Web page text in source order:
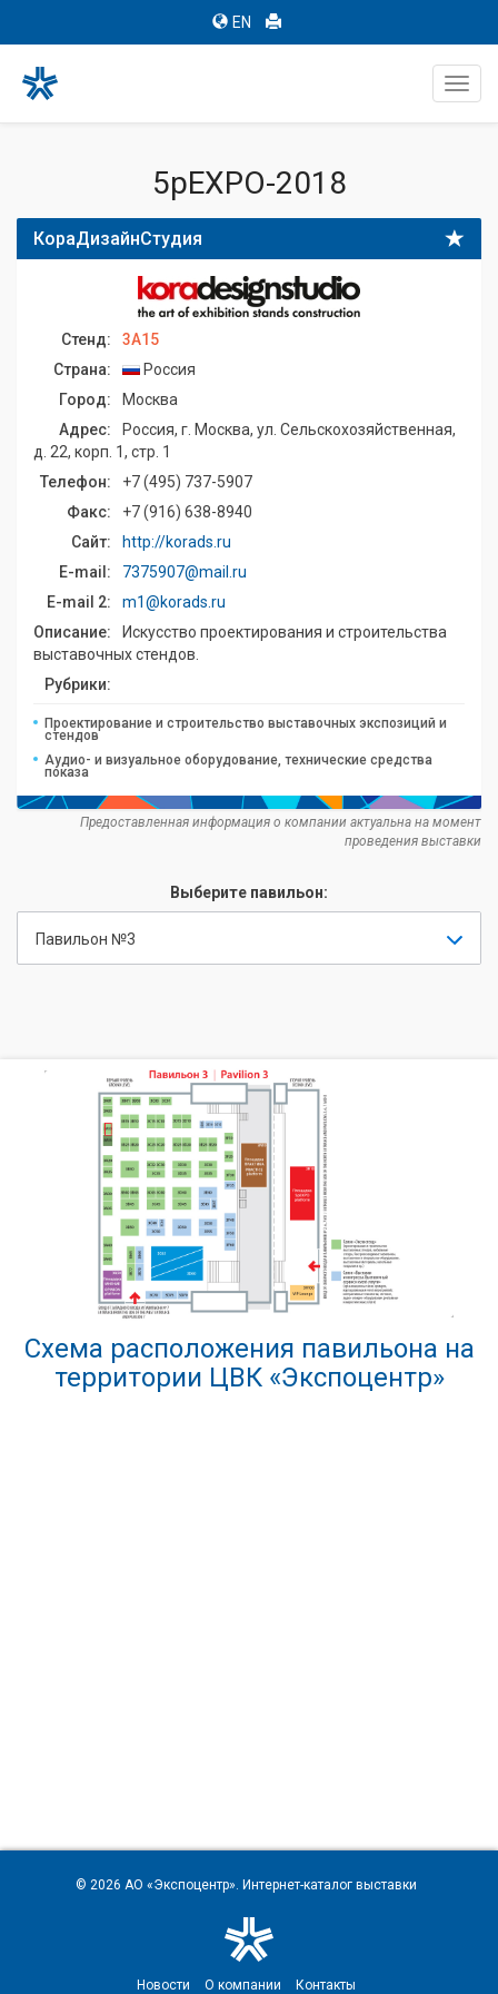
EN
5pEXPO-2018
КораДизайнСтудия
Стенд:
3A15
Страна:
Россия
Город:
Москва
Адрес:
Россия, г. Москва, ул. Сельскохозяйственная,
д. 22, корп. 1, стр. 1
Телефон:
+7 (495) 737-5907
Факс:
+7 (916) 638-8940
Сайт:
http://korads.ru
E-mail:
7375907@mail.ru
E-mail 2:
m1@korads.ru
Описание:
Искусство проектирования и строительства
выставочных стендов.
Рубрики:
Проектирование и строительство выставочных экспозиций и
стендов
Аудио- и визуальное оборудование, технические средства
показа
Предоставленная информация о компании актуальна на момент
проведения выставки
Выберите павильон:
Павильон №3
Схема расположения павильона на
территории ЦВК «Экспоцентр»
© 2026 АО «Экспоцентр». Интернет-каталог выставки
Новости О компании Контакты